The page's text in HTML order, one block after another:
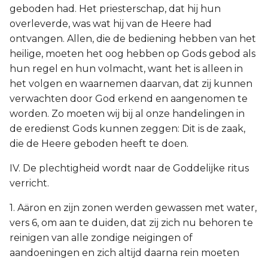
geboden had. Het priesterschap, dat hij hun
overleverde, was wat hij van de Heere had
ontvangen. Allen, die de bediening hebben van het
heilige, moeten het oog hebben op Gods gebod als
hun regel en hun volmacht, want het is alleen in
het volgen en waarnemen daarvan, dat zij kunnen
verwachten door God erkend en aangenomen te
worden. Zo moeten wij bij al onze handelingen in
de eredienst Gods kunnen zeggen: Dit is de zaak,
die de Heere geboden heeft te doen.
IV. De plechtigheid wordt naar de Goddelijke ritus
verricht.
1. Aäron en zijn zonen werden gewassen met water,
vers 6, om aan te duiden, dat zij zich nu behoren te
reinigen van alle zondige neigingen of
aandoeningen en zich altijd daarna rein moeten